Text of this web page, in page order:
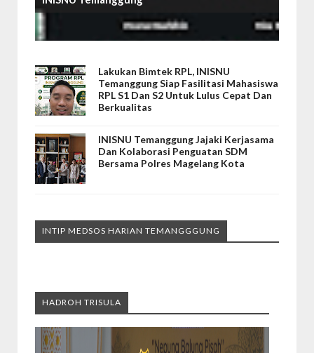
Lakukan Bimtek RPL, INISNU
Temanggung Siap Fasilitasi Mahasiswa
RPL S1 Dan S2 Untuk Lulus Cepat Dan
Berkualitas
INISNU Temanggung Jajaki Kerjasama
Dan Kolaborasi Penguatan SDM
Bersama Polres Magelang Kota
INTIP MEDSOS HARIAN TEMANGGGUNG
HADROH TRISULA